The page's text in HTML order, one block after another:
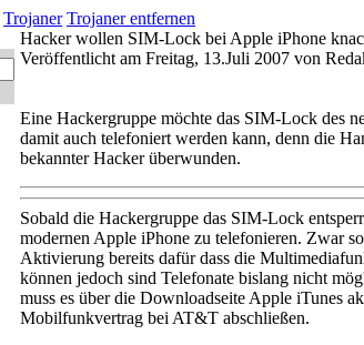
Trojaner Trojaner entfernen
Hacker wollen SIM-Lock bei Apple iPhone
Veröffentlicht am Freitag, 13.Juli 2007 von
Eine Hackergruppe möchte das SIM-Lock des
damit auch telefoniert werden kann, denn die
bekannter Hacker überwunden.
Sobald die Hackergruppe das SIM-Lock
modernen Apple iPhone zu telefonieren. Zwar
Aktivierung bereits dafür dass die
können jedoch sind Telefonate bislang nicht
muss es über die Downloadseite Apple iTunes
Mobilfunkvertrag bei AT&T abschließen.